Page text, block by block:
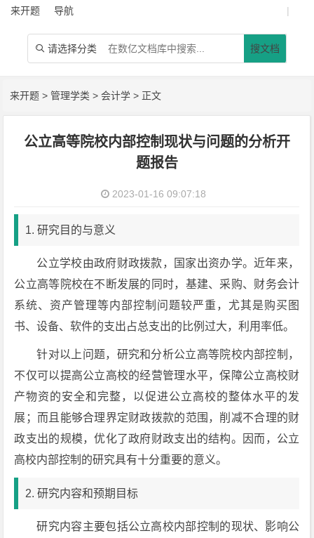
来开题 导航 |
 请选择分类 搜文档
来开题 >管理学类 >会计学 > 正文
公立高等院校内部控制现状与问题的分析开
题报告
2023-01-16 09:07:18
1. 研究目的与意义
公立学校由政府财政拨款，国家出资办学。近年来，
公立高等院校在不断发展的同时，基建、采购、财务会计
系统、资产管理等内部控制问题较严重，尤其是购买图
书、设备、软件的支出占总支出的比例过大，利用率低。
针对以上问题，研究和分析公立高等院校内部控制，
不仅可以提高公立高校的经营管理水平，保障公立高校财
产物资的安全和完整，以促进公立高校的整体水平的发
展；而且能够合理界定财政拨款的范围，削减不合理的财
政支出的规模，优化了政府财政支出的结构。因而，公立
高校内部控制的研究具有十分重要的意义。
2. 研究内容和预期目标
研究内容主要包括公立高校内部控制的现状、影响公